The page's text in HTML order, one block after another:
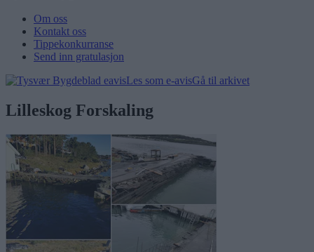
Om oss
Kontakt oss
Tippekonkurranse
Send inn gratulasjon
Les som e-avisGå til arkivet
Lilleskog Forskaling